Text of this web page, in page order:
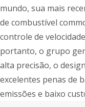
mundo, sua mais
de combustível
controle de
portanto, o grupo
alta precisão, o
excelentes penas de
emissões e baixo